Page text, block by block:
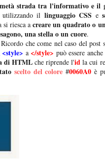
strada tra l'informativo e il
utilizzando il linguaggio CSS e
si riesca acreare un quadrato o
una stella o un cuore.
che come nel caso del post
<style> a </style> può essere anche
di HTMLche riprende l'id la cui
scelto del colore #0060A0 è